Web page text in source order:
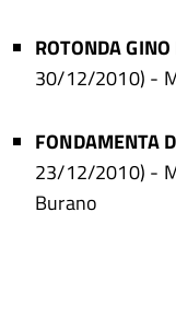
ROTONDA
30/12/2010) -
FONDAMENTA
23/12/2010) -
Burano